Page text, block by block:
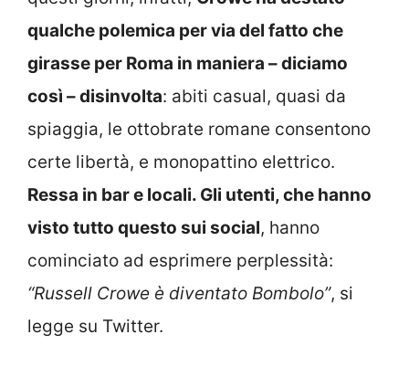
qualche polemica per via del fatto che
girasse per Roma in maniera – diciamo
così – disinvolta: abiti casual, quasi da
spiaggia, le ottobrate romane consentono
certe libertà, e monopattino elettrico.
Ressa in bar e locali. Gli utenti, che hanno
visto tutto questo sui social, hanno
cominciato ad esprimere perplessità:
“Russell Crowe è diventato Bombolo”, si
legge su Twitter.